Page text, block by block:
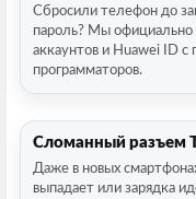
Сбросили телефон до
пароль? Мы официально
аккаунтов и Huawei ID
программаторов.
Сломанный разъем
Даже в новых
выпадает или зарядка